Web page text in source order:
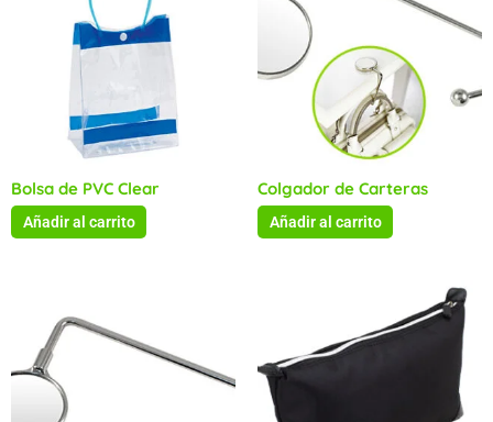
Bolsa de PVC Clear
Añadir al carrito
Colgador de Carteras
Añadir al carrito